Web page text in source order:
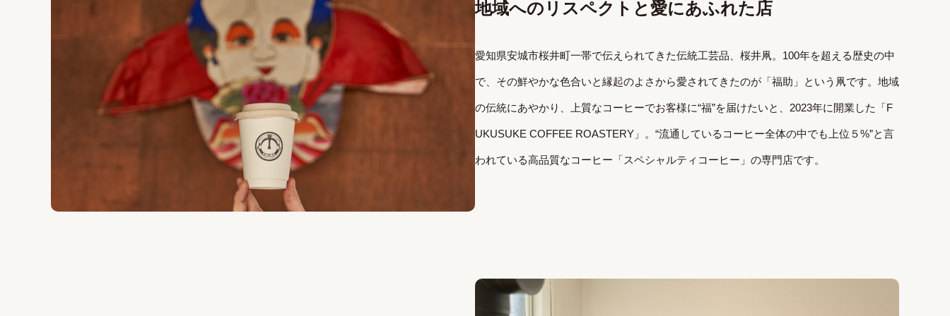
地域へのリスペクトと愛にあふれた店
愛知県安城市桜井町一帯で伝えられてきた伝統工芸品、桜井凧。100年を超える歴史の中
で、その鮮やかな色合いと縁起のよさから愛されてきたのが「福助」という凧です。地域
の伝統にあやかり、上質なコーヒーでお客様に“福”を届けたいと、2023年に開業した「F
UKUSUKE COFFEE ROASTERY」。“流通しているコーヒー全体の中でも上位５%”と言
われている高品質なコーヒー「スペシャルティコーヒー」の専門店です。